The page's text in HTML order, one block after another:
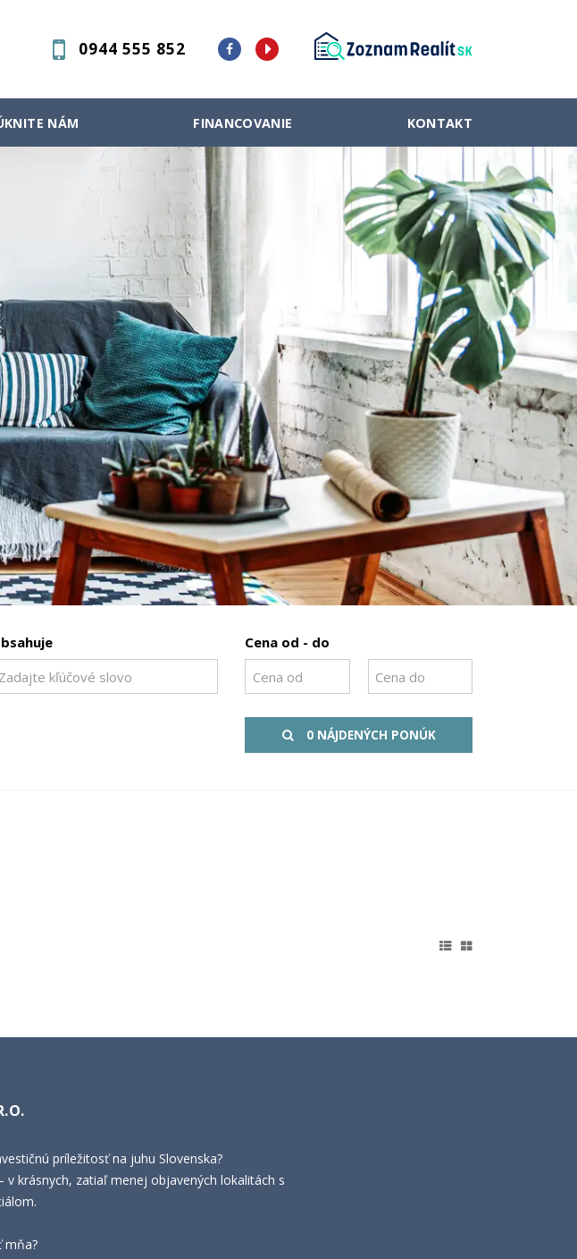
0944 555 852
NÁM FINANCOVANIE KONTAKT
Cena od - do
0 NÁJDENÝCH PONÚK
príležitosť na juhu Slovenska?
v krásnych, zatiaľ menej objavených lokalitách s
mňa?